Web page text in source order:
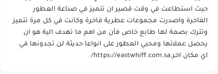
حيث استطاعت في وقت قصير ان تتميز في صناعة العطور
الفاخرة واصدرت مجموعات عطرية فاخرة وكانت في كل مرة تتميز
وتترك بصمة لها طابع خاص فأن من اهم ما تهدف الية هو ان
يحصل عملائها ومحبي العطور على انواعا حديثة لن تجدونها في
اي مكان اخر.https://eastwhiff.com.sa/